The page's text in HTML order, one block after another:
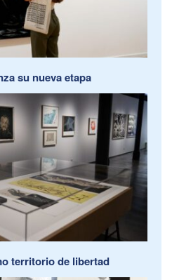
su nueva etapa
territorio de libertad